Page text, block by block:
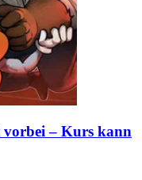
– Kurs kann